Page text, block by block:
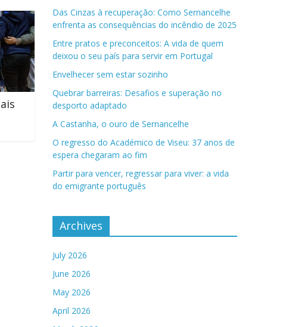
Das Cinzas à recuperação: Como Sernancelhe
enfrenta as consequências do incêndio de 2025
Entre pratos e preconceitos: A vida de quem
deixou o seu país para servir em Portugal
Envelhecer sem estar sozinho
Quebrar barreiras: Desafios e superação no
desporto adaptado
A Castanha, o ouro de Sernancelhe
O regresso do Académico de Viseu: 37 anos de
espera chegaram ao fim
Partir para vencer, regressar para viver: a vida
do emigrante português
Archives
July 2026
June 2026
May 2026
April 2026